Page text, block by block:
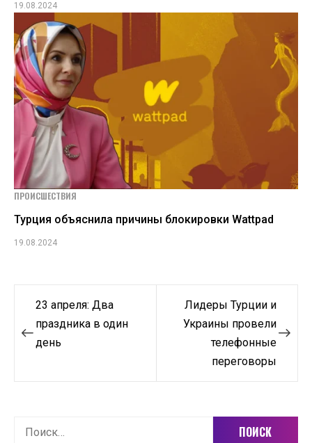
19.08.2024
ПРОИСШЕСТВИЯ
Турция объяснила причины блокировки Wattpad
19.08.2024
Навигация
по
записям
23 апреля: Два
праздника в один
день
Лидеры Турции и
Украины провели
телефонные
переговоры
Найти: